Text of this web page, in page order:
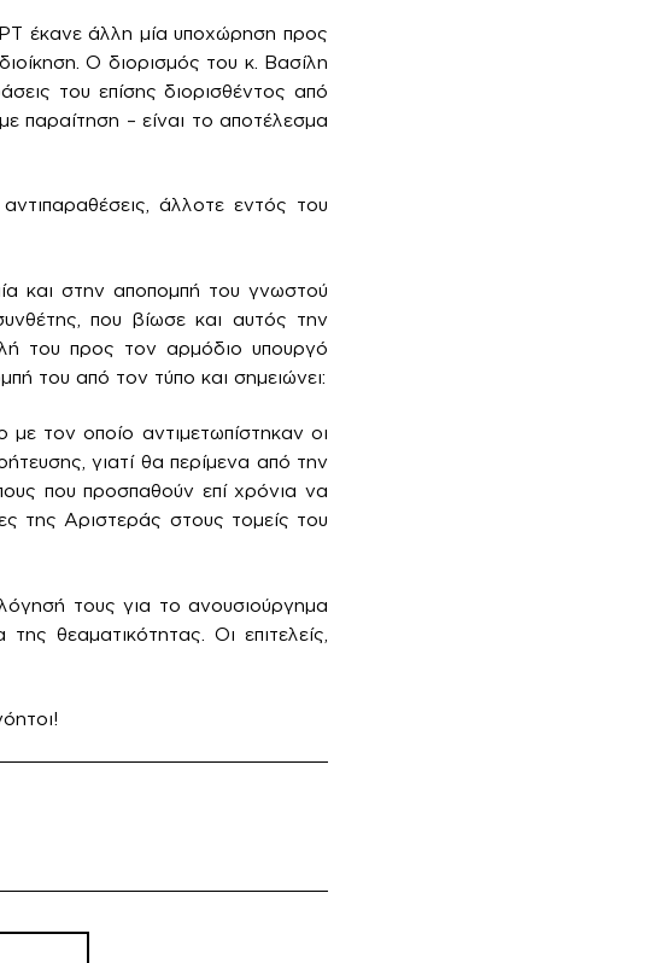
έκανε άλλη μία υποχώρηση προς
Ο διορισμός του κ. Βασίλη
του επίσης διορισθέντος από
παραίτηση – είναι το αποτέλεσμα
άλλοτε εντός του
και στην αποπομπή του γνωστού
που βίωσε και αυτός την
του προς τον αρμόδιο υπουργό
του από τον τύπο και σημειώνει:
τον οποίο αντιμετωπίστηκαν οι
γιατί θα περίμενα από την
που προσπαθούν επί χρόνια να
της Αριστεράς στους τομείς του
τους για το ανουσιούργημα
θεαματικότητας. Οι επιτελείς,